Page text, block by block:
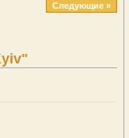
Следующие »